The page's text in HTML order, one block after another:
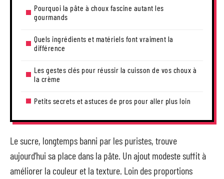
Pourquoi la pâte à choux fascine autant les
gourmands
Quels ingrédients et matériels font vraiment la
différence
Les gestes clés pour réussir la cuisson de vos choux à
la crème
Petits secrets et astuces de pros pour aller plus loin
Le sucre, longtemps banni par les puristes, trouve
aujourd’hui sa place dans la pâte. Un ajout modeste suffit à
améliorer la couleur et la texture. Loin des proportions